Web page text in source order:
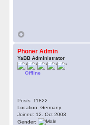
Phoner Admin
YaBB Administrator
Offline
Posts: 11822
Location: Germany
Joined: 12. Oct 2003
Gender: